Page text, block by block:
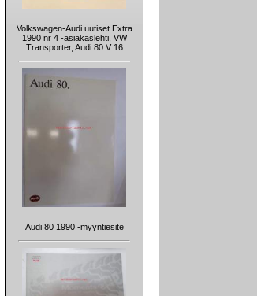
Volkswagen-Audi uutiset Extra
1990 nr 4 -asiakaslehti, VW
Transporter, Audi 80 V 16
Audi 80 1990 -myyntiesite